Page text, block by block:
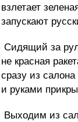
взлетает
запускают
Сидящий за
не красная
сразу из
и руками
Выходим из